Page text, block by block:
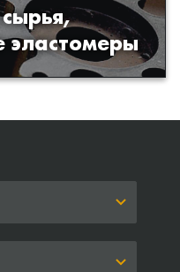
эластомеры
производства
из полиуретана